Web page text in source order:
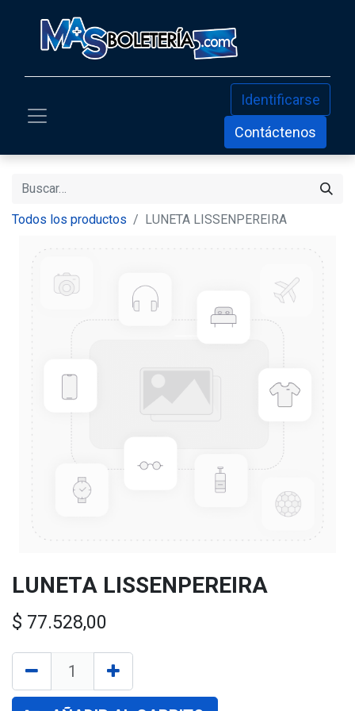
Identificarse
Contáctenos
Todos los productos LUNETA LISSENPEREIRA
LUNETA LISSENPEREIRA
$ 77.528,00